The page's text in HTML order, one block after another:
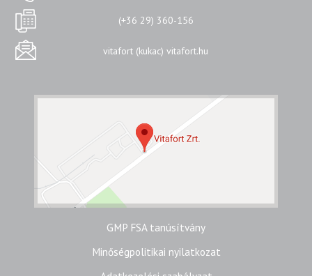
(+36 29) 360-156
vitafort (kukac) vitafort.hu
GMP FSA tanúsítvány
Minőségpolitikai nyilatkozat